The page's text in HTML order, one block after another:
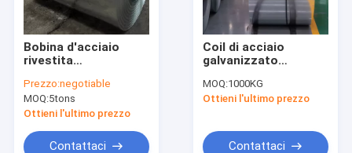
Bobina d'acciaio
rivestita
immersa calda Z40
Z60 ASTM A53 dello
zinco per materiale
Prezzo:negotiable
MOQ:5tons
Ottieni l'ultimo prezzo
Contattaci
Coil di acciaio
galvanizzato
con spangolo
regolare larghezza
MOQ:1000KG
Ottieni l'ultimo prezzo
Contattaci